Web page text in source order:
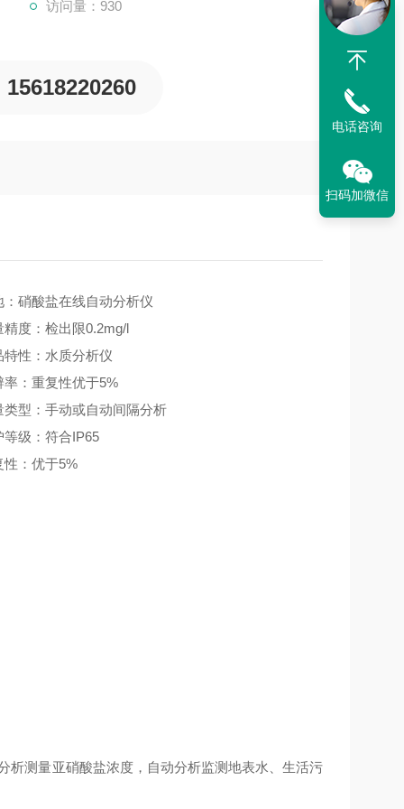
访问量：930
15618220260
：硝酸盐在线自动分析仪
精度：检出限0.2mg/l
特性：水质分析仪
率：重复性优于5%
类型：手动或自动间隔分析
等级：符合IP65
性：优于5%
析测量亚硝酸盐浓度，自动分析监测地表水、生活污
电话咨询
扫码加微信